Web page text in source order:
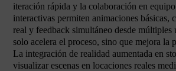
iteración rápida y la colaboración en
interactivas permiten animaciones básicas,
real y feedback simultáneo desde múltiples
solo acelera el proceso, sino que mejora la
La integración de realidad aumentada en
visualizar escenas en locaciones reales